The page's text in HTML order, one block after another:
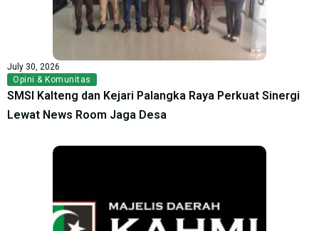
July 30, 2026
Opini & Komunitas
SMSI Kalteng dan Kejari Palangka Raya Perkuat Sinergi
Lewat News Room Jaga Desa